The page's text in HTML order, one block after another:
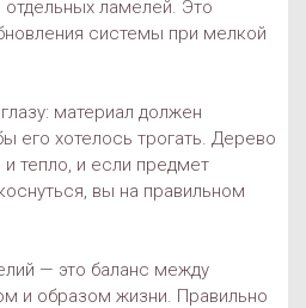
ламелей. Это
системы при мелкой
материал должен
его хотелось трогать. Дерево
тепло, и если предмет
вы на правильном
— это баланс между
и образом жизни. Правильно